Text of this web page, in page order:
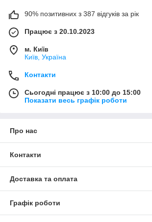
90% позитивних з 387 відгуків за рік
Працює з 20.10.2023
м. Київ
Київ, Україна
Контакти
Сьогодні працює з 10:00 до 15:00
Показати весь графік роботи
Про нас
Контакти
Доставка та оплата
Графік роботи